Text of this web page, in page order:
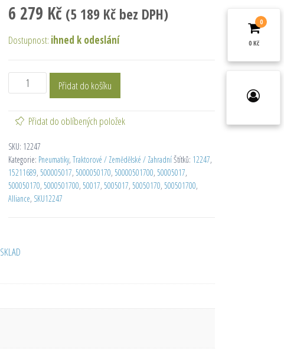
6 279 Kč (5 189 Kčbez DPH)
Dostupnost: ihned k odeslání
Přidat do košíku
Přidat do oblíbených položek
SKU: 12247
Kategorie: Pneumatiky, Traktorové / Zemědělské / ZahradníŠtítků: 12247,
15211689, 500005017, 5000050170, 50000501700, 50005017,
500050170, 5000501700, 50017, 5005017, 50050170, 500501700,
Alliance, SKU12247
SKLAD
0
0 Kč